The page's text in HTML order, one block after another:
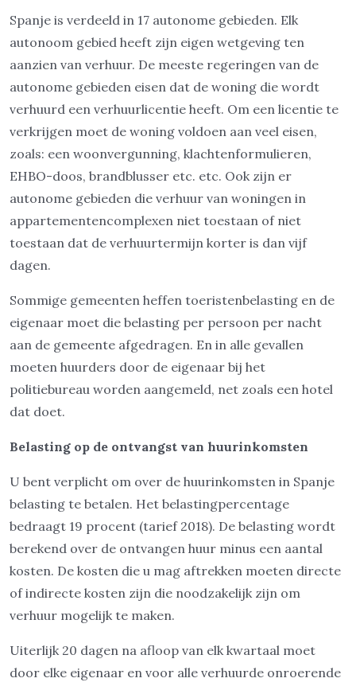
Spanje is verdeeld in 17 autonome gebieden. Elk
autonoom gebied heeft zijn eigen wetgeving ten
aanzien van verhuur. De meeste regeringen van de
autonome gebieden eisen dat de woning die wordt
verhuurd een verhuurlicentie heeft. Om een licentie te
verkrijgen moet de woning voldoen aan veel eisen,
zoals: een woonvergunning, klachtenformulieren,
EHBO-doos, brandblusser etc. etc. Ook zijn er
autonome gebieden die verhuur van woningen in
appartementencomplexen niet toestaan of niet
toestaan dat de verhuurtermijn korter is dan vijf
dagen.
Sommige gemeenten heffen toeristenbelasting en de
eigenaar moet die belasting per persoon per nacht
aan de gemeente afgedragen. En in alle gevallen
moeten huurders door de eigenaar bij het
politiebureau worden aangemeld, net zoals een hotel
dat doet.
Belasting op de ontvangst van huurinkomsten
U bent verplicht om over de huurinkomsten in Spanje
belasting te betalen. Het belastingpercentage
bedraagt 19 procent (tarief 2018). De belasting wordt
berekend over de ontvangen huur minus een aantal
kosten. De kosten die u mag aftrekken moeten directe
of indirecte kosten zijn die noodzakelijk zijn om
verhuur mogelijk te maken.
Uiterlijk 20 dagen na afloop van elk kwartaal moet
door elke eigenaar en voor alle verhuurde onroerende